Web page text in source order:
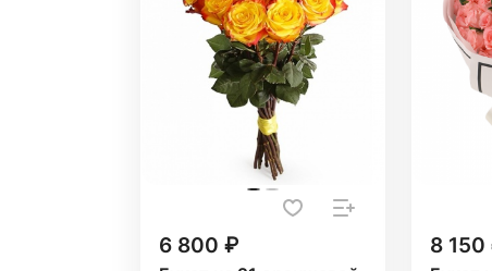
6 800 ₽ 8 150